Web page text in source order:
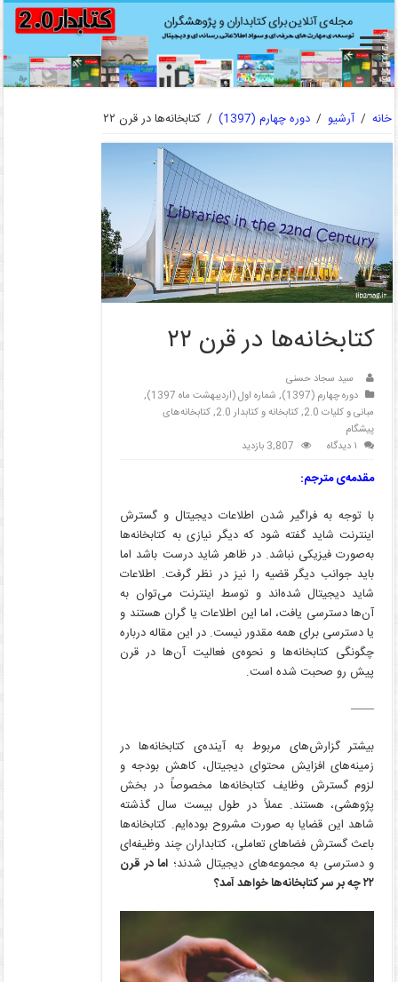
خانه / آرشیو / دوره چهارم (1397) / کتابخانه‌ها در قرن ۲۲
کتابخانه‌ها در قرن ۲۲
سید سجاد حسنی
دوره چهارم (1397)
, شماره اول (اردیبهشت ماه 1397)
,
مبانی و کلیات 2.0
,کتابخانه و کتابدار 2.0 ,کتابخانه‌های
پیشگام
۱ دیدگاه
3,807 بازدید
مقدمه‌ی مترجم:
با توجه به فراگیر شدن اطلاعات دیجیتال و گسترش
اینترنت شاید گفته شود که دیگر نیازی به کتابخانه‌ها
به‌صورت فیزیکی نباشد. در ظاهر شاید درست باشد اما
باید جوانب دیگر قضیه را نیز در نظر گرفت. اطلاعات
شاید دیجیتال شده‌اند و توسط اینترنت می‌توان به
آن‌ها دسترسی یافت، اما این اطلاعات یا گران هستند و
یا دسترسی برای همه مقدور نیست. در این مقاله درباره
چگونگی کتابخانه‌ها و نحوه‌ی فعالیت آن‌ها در قرن
پیش رو صحبت شده است.
——
بیشتر گزارش‌های مربوط به آینده‌ی کتابخانه‌ها در
زمینه‌های افزایش محتوای دیجیتال، کاهش بودجه و
لزوم گسترش وظایف کتابخانه‌ها مخصوصاً در بخش
پژوهشی، هستند. عملاً در طول بیست سال گذشته
شاهد این قضایا به صورت مشروح بوده‌ایم. کتابخانه‌ها
باعث گسترش فضاهای تعاملی، کتابداران چند وظیفه‌ای
و دسترسی به مجموعه‌های دیجیتال شدند؛ اما در قرن
۲۲ چه بر سر کتابخانه‌ها خواهد آمد؟